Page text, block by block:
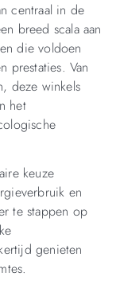
centraal in de
breed scala aan
die voldoen
prestaties. Van
deze winkels
het
keuze
en
te stappen op
genieten